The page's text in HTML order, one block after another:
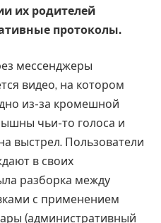
их родителей
протоколы.
мессенджеры
видео, на котором
из-за кромешной
чьи-то голоса и
выстрел. Пользователи
в своих
разборка между
с применением
(административный